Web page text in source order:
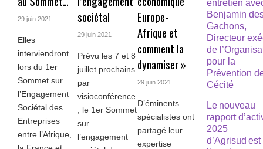
29 juin 2021
Elles
interviendront
lors du 1er
Sommet sur
l’Engagement
Sociétal des
Entreprises
entre l’Afrique,
sociétal
29 juin 2021
Prévu les 7 et 8
juillet prochains
par
visioconférence
, le 1er Sommet
sur
l’engagement
Europe-
Afrique et
comment la
dynamiser »
29 juin 2021
D’éminents
spécialistes ont
partagé leur
expertise
entretien
Benjamin
Gachons,
Directeur
de
pour la
Prévention
Cécité
Le nouveau
rapport
2025
d’Agrisud